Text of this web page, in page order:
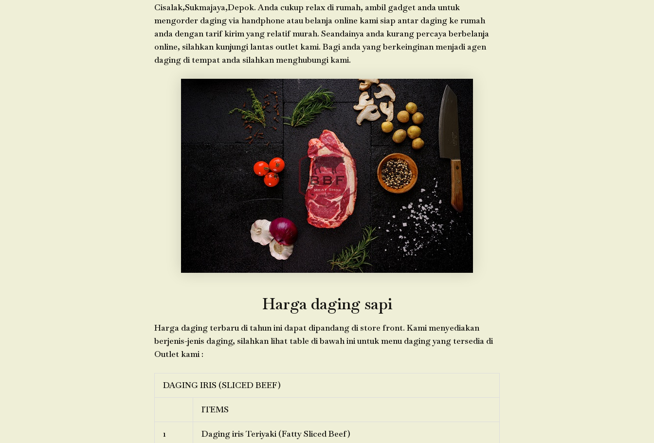
Cisalak,Sukmajaya,Depok. Anda cukup relax di rumah, ambil gadget anda untuk
mengorder daging via handphone atau belanja online kami siap antar daging ke rumah
anda dengan tarif kirim yang relatif murah. Seandainya anda kurang percaya berbelanja
online, silahkan kunjungi lantas outlet kami. Bagi anda yang berkeinginan menjadi agen
daging di tempat anda silahkan menghubungi kami.
Harga daging sapi
Harga daging terbaru di tahun ini dapat dipandang di store front. Kami menyediakan
berjenis-jenis daging, silahkan lihat table di bawah ini untuk menu daging yang tersedia di
Outlet kami :
DAGING IRIS (SLICED BEEF)
ITEMS
1 Daging iris Teriyaki (Fatty Sliced Beef)